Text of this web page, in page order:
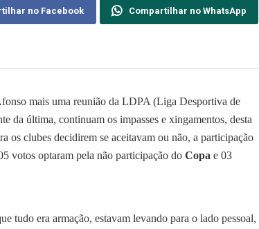
no Facebook Compartilhar no WhatsApp
mais uma reunião da LDPA (Liga Desportiva de
da última, continuam os impasses e xingamentos, desta
os clubes decidirem se aceitavam ou não, a participação
votos optaram pela não participação do Copa e 03
tudo era armação, estavam levando para o lado pessoal,